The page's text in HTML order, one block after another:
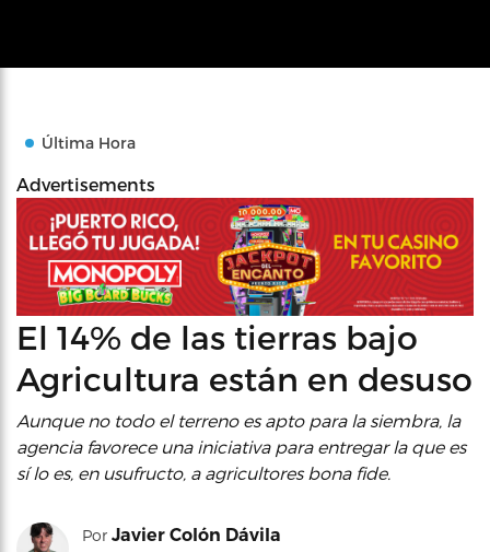
Última Hora
Advertisements
El 14% de las tierras bajo
Agricultura están en desuso
Aunque no todo el terreno es apto para la siembra, la
agencia favorece una iniciativa para entregar la que es
sí lo es, en usufructo, a agricultores bona fide.
Por Javier Colón Dávila